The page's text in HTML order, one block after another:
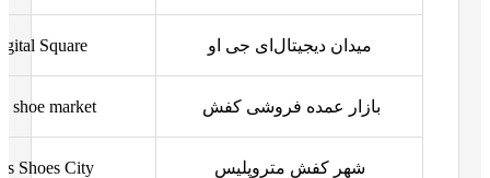
میدان دیجیتال‌ای جی او Square
بازار عمده فروشی کفش shoe market
شهر کفش متروپلیس Shoes City